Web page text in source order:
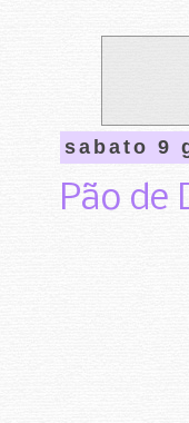
sabato 9
Pão de